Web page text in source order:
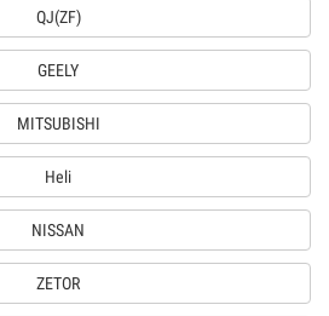
QJ(ZF)
GEELY
MITSUBISHI
Heli
NISSAN
ZETOR